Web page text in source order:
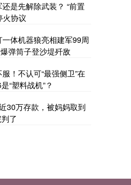
是先解除武装？ “前置
火协议
体机器狼亮相建军99周
弹筒子登沙堤歼敌
！不认可“最强侧卫”在
“塑料战机”？
30万存款，被妈妈取到
了